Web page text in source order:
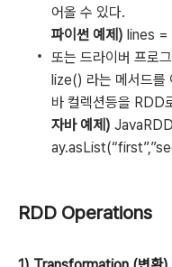
어올 수 있다.
파이썬 예제) lines
또는 드라이버 프로
lize() 라는 메서드를
바 컬렉션등을 RDD
자바 예제)
RDD Operations